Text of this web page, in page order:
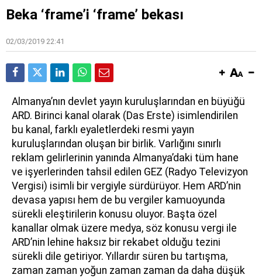
geleceğini etkiler
Beka ‘frame’i ‘frame’ bekası
02/03/2019 22:41
A lmanya’nın devlet yayın kuruluşlarından en büyüğü
ARD. Birinci kanal olarak (Das Erste) isimlendirilen
bu kanal, farklı eyaletlerdeki resmi yayın
kuruluşlarından oluşan bir birlik. Varlığını sınırlı
reklam gelirlerinin yanında Almanya’daki tüm hane
ve işyerlerinden tahsil edilen GEZ (Radyo Televizyon
Vergisi) isimli bir vergiyle sürdürüyor. Hem ARD’nin
devasa yapısı hem de bu vergiler kamuoyunda
sürekli eleştirilerin konusu oluyor. Başta özel
kanallar olmak üzere medya, söz konusu vergi ile
ARD’nin lehine haksız bir rekabet olduğu tezini
sürekli dile getiriyor. Yıllardır süren bu tartışma,
zaman zaman yoğun zaman zaman da daha düşük